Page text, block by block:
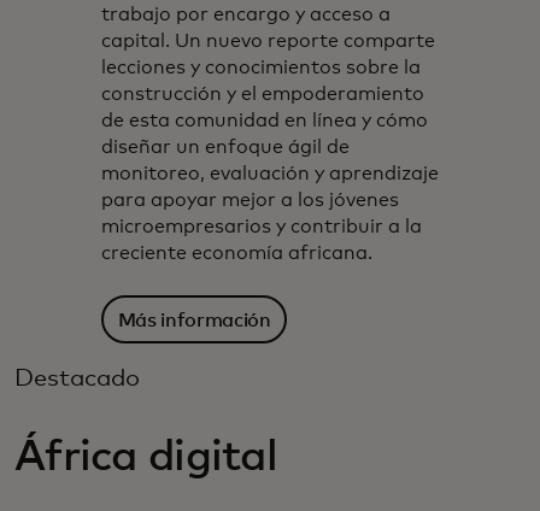
trabajo por encargo y acceso a
capital. Un nuevo reporte comparte
lecciones y conocimientos sobre la
construcción y el empoderamiento
de esta comunidad en línea y cómo
diseñar un enfoque ágil de
monitoreo, evaluación y aprendizaje
para apoyar mejor a los jóvenes
microempresarios y contribuir a la
creciente economía africana.
Más información
Destacado
África digital